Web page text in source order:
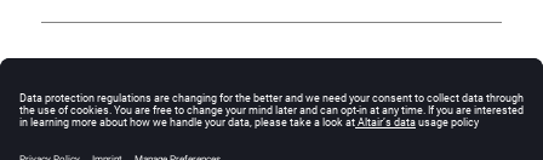
A silent mode installation installsAltairFlux2026